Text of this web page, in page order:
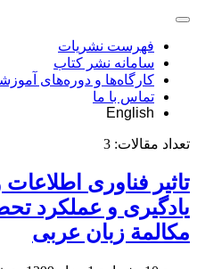
فهرست نشریات
سامانه نشر کتاب
کارگاه‌ها و دوره‌های
تماس با ما
English
تعداد مقالات: 3
تاثیر فناوری
یادگیری و عملکرد
مکالمة زبان عربی